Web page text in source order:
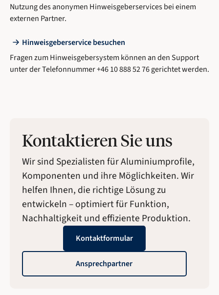
Nutzung des anonymen Hinweisgeberservices bei einem
externen Partner.
Hinweisgeberservice besuchen
Fragen zum Hinweisgebersystem können an den Support
unter der Telefonnummer +46 10 888 52 76 gerichtet werden.
Kontaktieren Sie uns
Wir sind Spezialisten für Aluminiumprofile,
Komponenten und ihre Möglichkeiten. Wir
helfen Ihnen, die richtige Lösung zu
entwickeln – optimiert für Funktion,
Nachhaltigkeit und effiziente Produktion.
Kontaktformular
Ansprechpartner